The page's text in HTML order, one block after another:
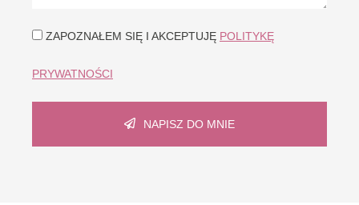
ZAPOZNAŁEM SIĘ I AKCEPTUJĘ POLITYKĘ
PRYWATNOŚCI
NAPISZ DO MNIE